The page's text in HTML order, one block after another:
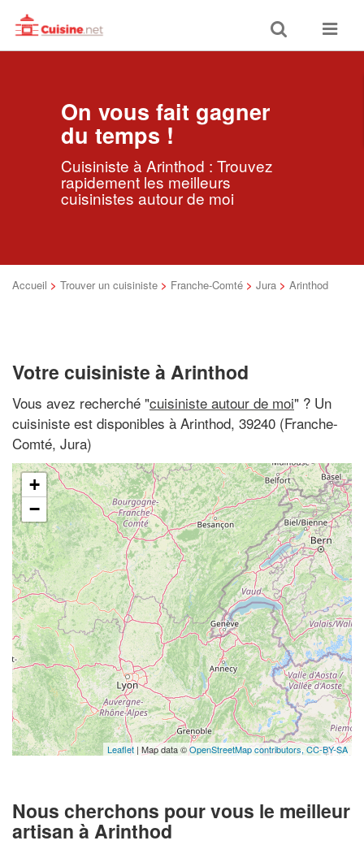
Toggle
search
Toggle
On vous fait gagner
du temps !
Cuisiniste à Arinthod : Trouvez
rapidement les meilleurs
cuisinistes autour de moi
Accueil > Trouver un cuisiniste > Franche-Comté > Jura > Arinthod
Votre cuisiniste à Arinthod
Vous avez recherché "cuisiniste autour de moi" ? Un
cuisiniste est disponibles à Arinthod, 39240 (Franche-
Comté, Jura)
+
−
Leaflet | Map data ©OpenStreetMap contributors,CC-BY-SA
Nous cherchons pour vous le meilleur
artisan à Arinthod